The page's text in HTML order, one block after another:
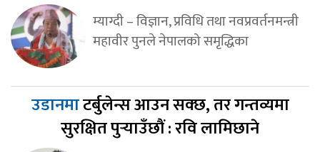
म्याग्दी – विज्ञान, प्रविधि तथा नवप्रवर्तनमन्त्री
महावीर पुनले नेपालको समृद्धिका
उडानमाटर्बुलेन्स आउन सक्छ, तर गन्तव्यमा
सुरक्षित पुर्‍याउँछौं : रवि लामिछाने